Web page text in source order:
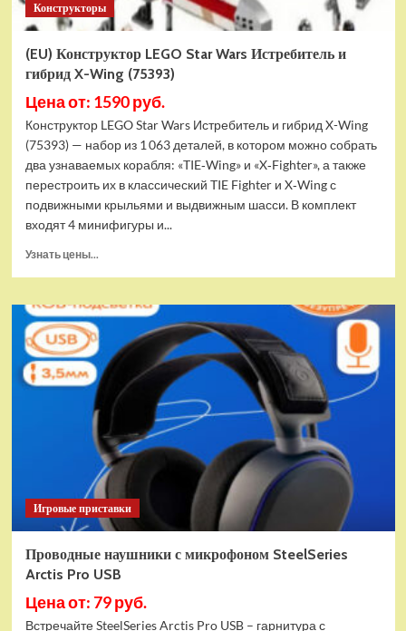
Конструкторы
(EU) Конструктор LEGO Star Wars Истребитель и
гибрид X-Wing (75393)
Цена от: 1590 руб.
Конструктор LEGO Star Wars Истребитель и гибрид X-Wing
(75393) — набор из 1 063 деталей, в котором можно собрать
два узнаваемых корабля: «TIE‑Wing» и «X‑Fighter», а также
перестроить их в классический TIE Fighter и X‑Wing с
подвижными крыльями и выдвижным шасси. В комплект
входят 4 минифигуры и...
Узнать цены...
(EU)
Конструктор
LEGO
Star
Wars
Истребитель
и
гибрид
X-
Wing
(75393)
Игровые приставки
Проводные наушники с микрофоном SteelSeries
Arctis Pro USB
Цена от: 79 руб.
Встречайте SteelSeries Arctis Pro USB – гарнитура с